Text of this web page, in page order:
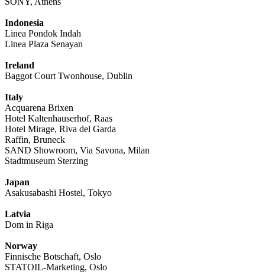
Indonesia
Linea Pondok Indah
Linea Plaza Senayan
Ireland
Baggot Court Twonhouse, Dublin
Italy
Acquarena Brixen
Hotel Kaltenhauserhof, Raas
Hotel Mirage, Riva del Garda
Raffin, Bruneck
SAND Showroom, Via Savona, Milan
Stadtmuseum Sterzing
Japan
Asakusabashi Hostel, Tokyo
Latvia
Dom in Riga
Norway
Finnische Botschaft, Oslo
STATOIL-Marketing, Oslo